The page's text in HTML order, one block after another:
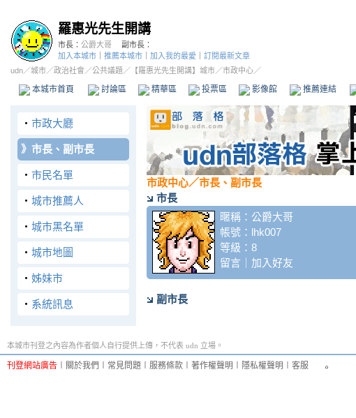
羅惠光先生開講
市長： 公爵大哥
副市長：
加入本城市
推薦本城市 加入我的最愛
訂閱最新文章
udn／城市／政治社會 ／公共議題 ／ 【羅惠光先生開講】城市／市政中心／
本城市首頁 討論區 精華區 投票區 影像館 推薦連結
‧ 市政大廳
》 市長、副市長
‧ 市民名單
‧ 城市推薦人
‧ 城市黑名單
‧ 城市地圖
‧ 姊妹市
‧ 系統訊息
市政中心／市長、副市長
市長
暱稱： 公爵大哥
帳號： lhk007
等級：8
留言
加入好友
副市長
本城市刊登之內容為作者個人自行提供上傳，不代表 udn 立場。
刊登網站廣告 關於我們 常見問題 服務條款 著作權聲明 隱私權聲明 客服